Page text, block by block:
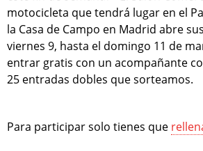
motocicleta que tendrá lugar en el
la Casa de Campo en Madrid abre
viernes 9, hasta el domingo 11 de
entrar gratis con un acompañante
25 entradas dobles que sorteamos.
Para participar solo tienes que